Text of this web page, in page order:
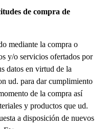
de compra de
mediante la compra o
y/o servicios ofertados por
datos en virtud de la
ud. para dar cumplimiento
de la compra así
y productos que ud.
a disposición de nuevos